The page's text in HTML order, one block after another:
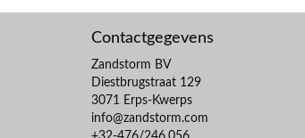
Contactgegevens
Zandstorm BV
Diestbrugstraat 129
3071 Erps-Kwerps
info@zandstorm.com